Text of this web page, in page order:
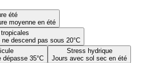
été
moyenne en été
descend pas sous 20°C
dépasse 35°C
Stress hydrique
Jours avec sol sec en été